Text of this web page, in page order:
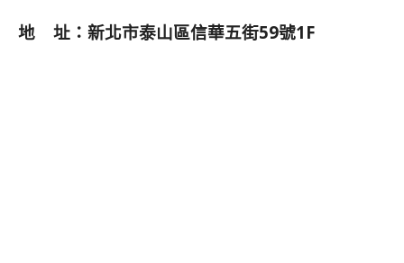
地 址：新北市泰山區信華五街59號1F